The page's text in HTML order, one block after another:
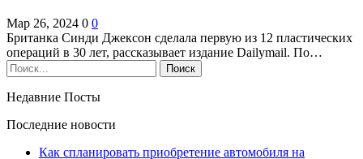
Мар 26, 2024 0 0
Британка Синди Джексон сделала первую из 12 пластических
операций в 30 лет, рассказывает издание Dailymail. По…
Недавние Посты
Последние новости
Как спланировать приобретение автомобиля на